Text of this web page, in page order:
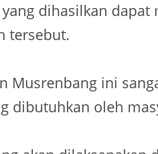
dihasilkan dapat
tersebut.
Musrenbang ini
dibutuhkan oleh